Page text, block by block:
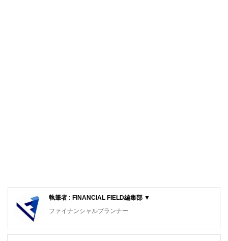
執筆者 : FINANCIAL FIELD編集部 ▼
ファイナンシャルプランナー
FinancialField編集部は、金融、経済に関する記事を、日々